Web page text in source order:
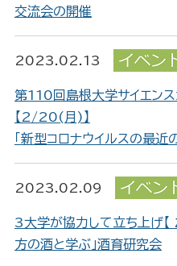
交流会の開催
2023.02.13
第110回島根大学サイエン
【2/20(月)】
「新型コロナウイルスの最近
2023.02.09
3大学が協力して立ち上げ
方の酒と学ぶ」酒育研究会